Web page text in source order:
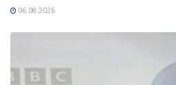
06.08.2026